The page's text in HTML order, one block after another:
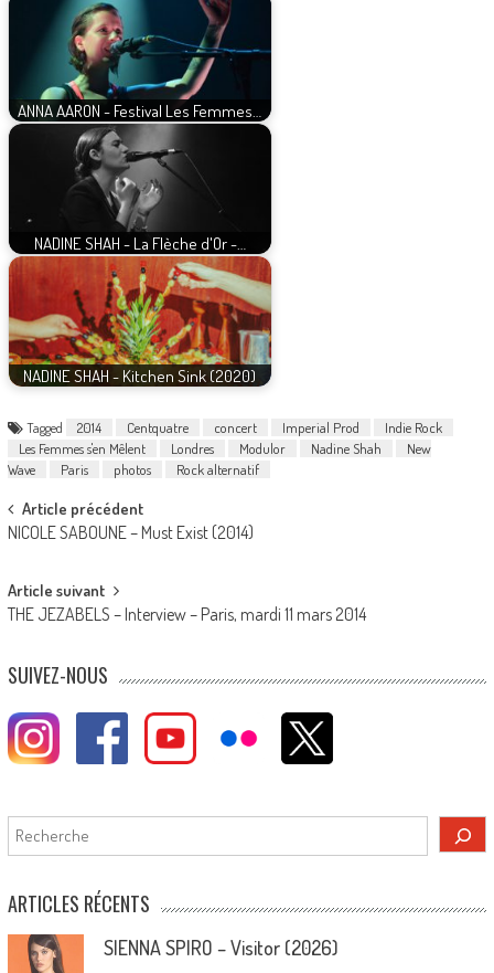
ANNA AARON - Festival Les Femmes…
NADINE SHAH - La Flèche d'Or -…
NADINE SHAH - Kitchen Sink (2020)
Tagged 2014 Centquatre concert Imperial Prod
Indie Rock
Les Femmes s'en Mêlent
Londres Modulor Nadine Shah
New
Wave
Paris photos Rock alternatif
Post
navigation
Article précédent
NICOLE SABOUNE – Must Exist (2014)
Article suivant
THE JEZABELS – Interview – Paris, mardi 11 mars 2014
SUIVEZ-NOUS
Rechercher
ARTICLES RÉCENTS
SIENNA SPIRO – Visitor (2026)